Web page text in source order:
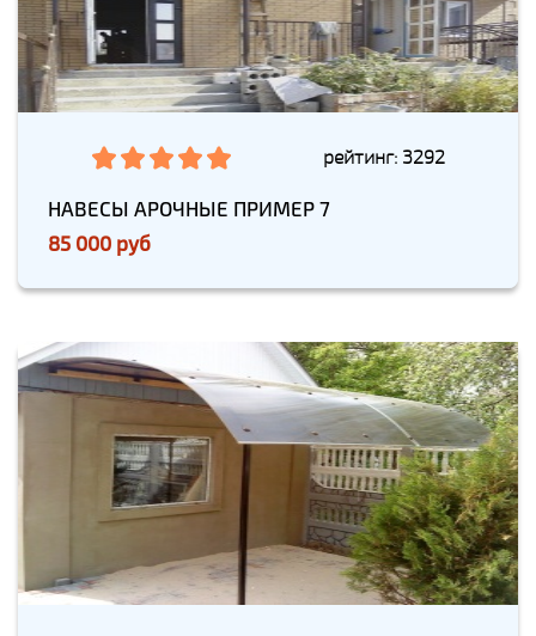
рейтинг: 3292
НАВЕСЫ АРОЧНЫЕ ПРИМЕР 7
85 000 руб